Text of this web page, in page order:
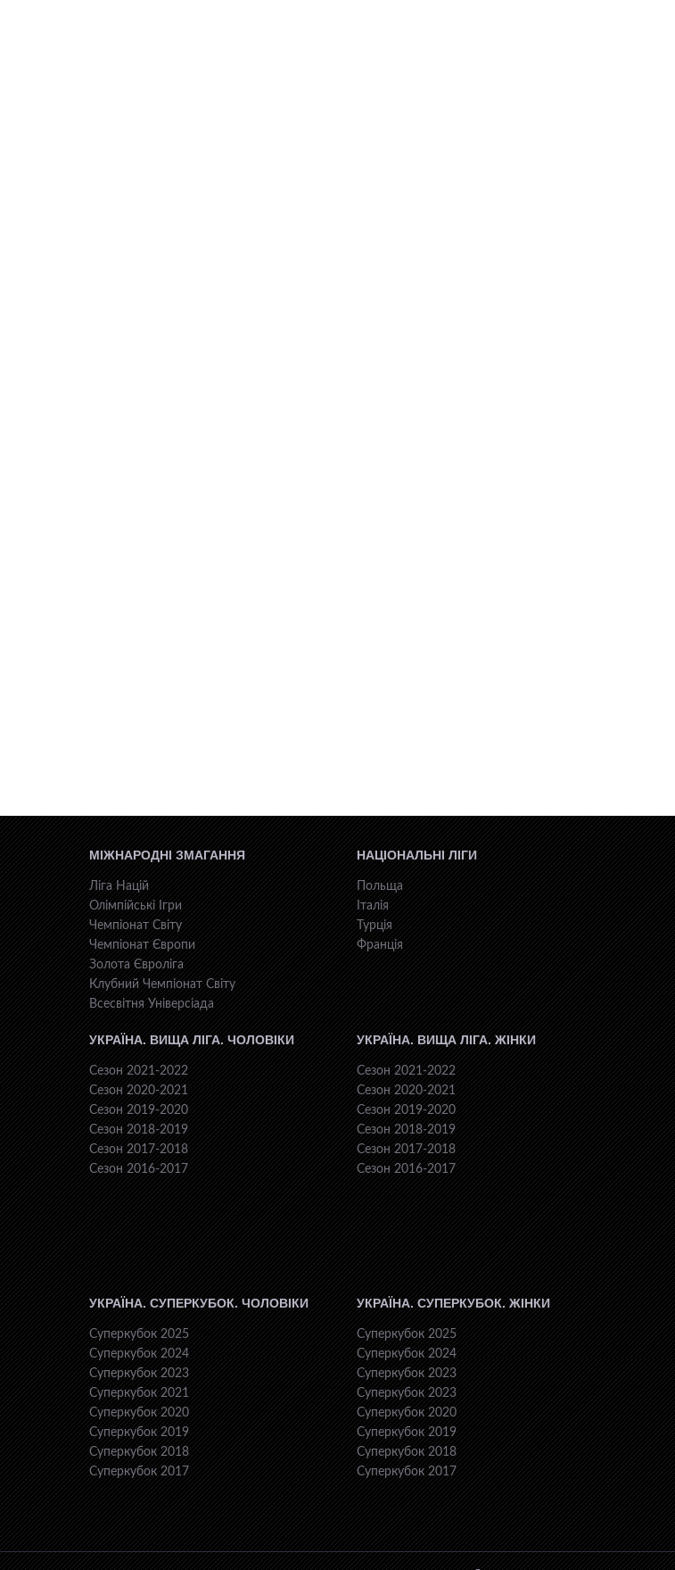
МІЖНАРОДНІ ЗМАГАННЯ
Ліга Націй
Олімпійські Ігри
Чемпіонат Світу
Чемпіонат Європи
Золота Євроліга
Клубний Чемпіонат Світу
Всесвiтня Унiверсiaда
НАЦІОНАЛЬНІ ЛІГИ
Польща
Італія
Турція
Франція
УКРАЇНА. ВИЩА ЛІГА. ЧОЛОВІКИ
Сезон 2021-2022
Сезон 2020-2021
Сезон 2019-2020
Сезон 2018-2019
Сезон 2017-2018
Сезон 2016-2017
УКРАЇНА. ВИЩА ЛІГА. ЖІНКИ
Сезон 2021-2022
Сезон 2020-2021
Сезон 2019-2020
Сезон 2018-2019
Сезон 2017-2018
Сезон 2016-2017
УКРАЇНА. СУПЕРКУБОК. ЧОЛОВІКИ
Суперкубок 2025
Суперкубок 2024
Суперкубок 2023
Суперкубок 2021
Суперкубок 2020
Суперкубок 2019
Суперкубок 2018
Суперкубок 2017
УКРАЇНА. СУПЕРКУБОК. ЖІНКИ
Суперкубок 2025
Суперкубок 2024
Суперкубок 2023
Суперкубок 2023
Суперкубок 2020
Суперкубок 2019
Суперкубок 2018
Суперкубок 2017